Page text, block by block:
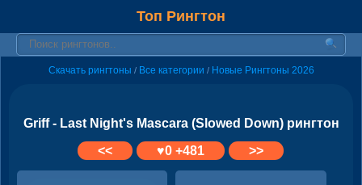
Топ Рингтон
Скачать рингтоны / Все категории / Новые Рингтоны 2026
Griff - Last Night's Mascara (Slowed Down) рингтон
<<
♥0+481 >>